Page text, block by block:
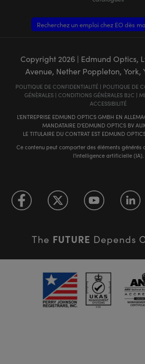
Recherchez un emploi chez EO dès
Copyright 2026| Edmund Optics,
Avenue, Nether Poppleton, York,
POLITIQUE DE CONFIDENTIALITÉ| POLITIQUE DE
GÉNÈRALES| CONDITIONS GÉNÈRALES B2C |
ACCESSIBILITÉ
L'ENTREPRISE EDMUND OPTICS GMBH EN
MANDATAIRE D'EDMUND OPTICS BV
LE TITULAIRE DU CONTRAT EST EDMUND
Ce contenu peut comporter des éléments générés
l'intelligence artificielle (IA).
The FUTURE Depends